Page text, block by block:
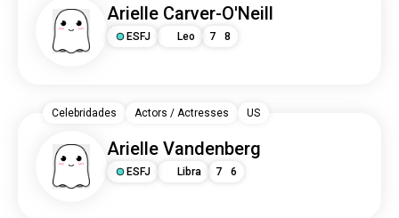
Arielle Carver-O'Neill
ESFJ Leo 7 8
Arielle Vandenberg
ESFJ Libra 7 6
Celebridades Actors / Actresses US